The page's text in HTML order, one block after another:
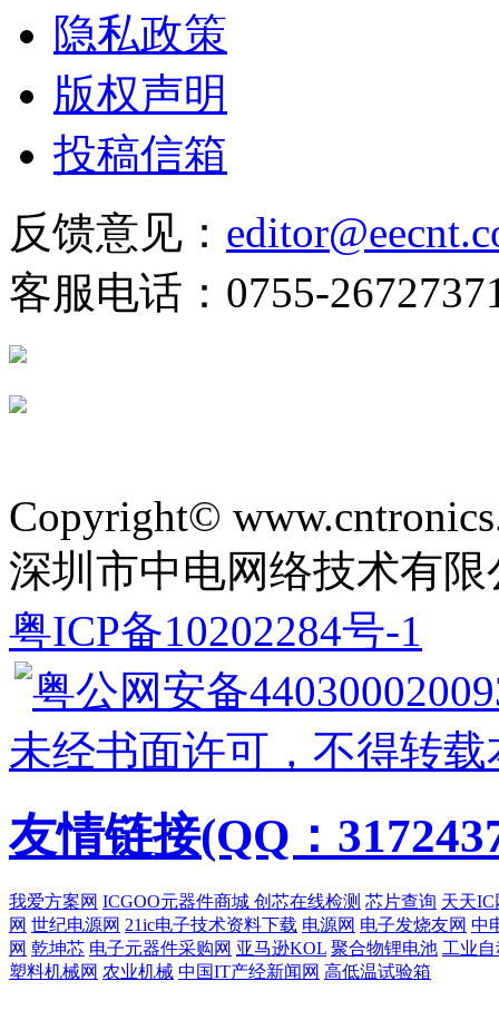
隐私政策
版权声明
投稿信箱
反馈意见：
客服电话：0755-
Copyright©
深圳市中电网络技术有
粤ICP备10202284号-1
粤公网安备
未经书面许可，不得转
友情链接(QQ：
我爱方案网 ICGOO元器件商城 创芯在线检测 芯片查询 天天IC
网 世纪电源网 21ic电子技术资料下载 电源网 电子发烧友网 中
网 乾坤芯 电子元器件采购网 亚马逊KOL 聚合物锂电池 工业
塑料机械网 农业机械 中国IT产经新闻网 高低温试验箱